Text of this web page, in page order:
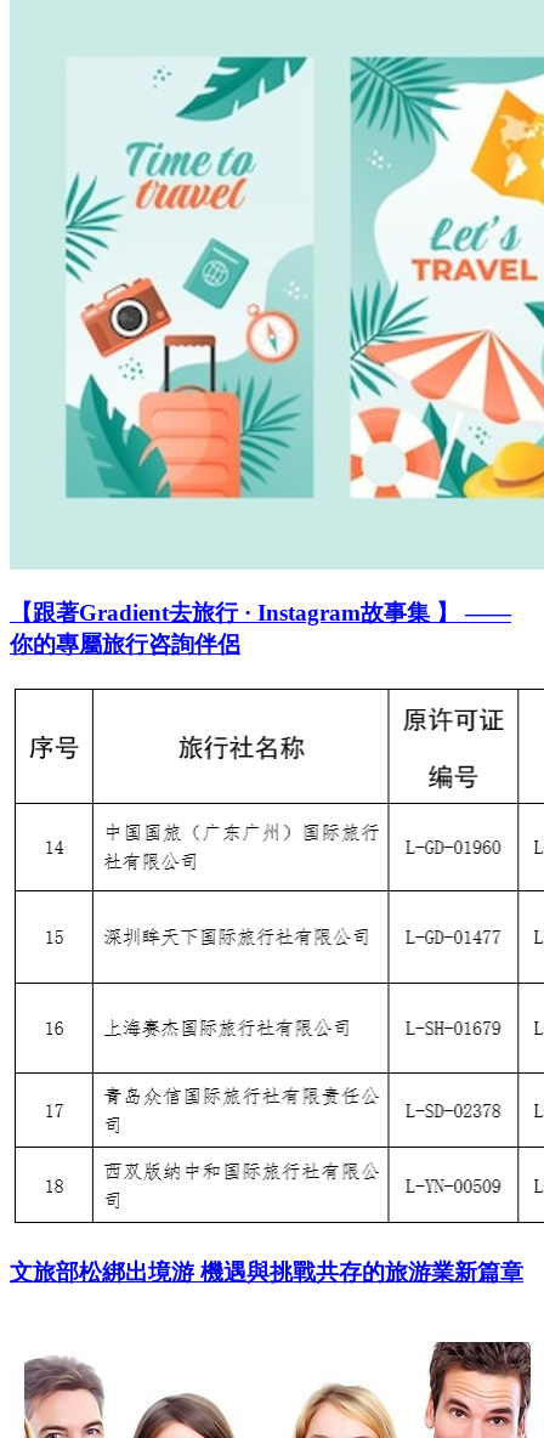
【跟著Gradient去旅行 · Instagram故事集 】 ——
你的專屬旅行咨詢伴侶
文旅部松綁出境游 機遇與挑戰共存的旅游業新篇章